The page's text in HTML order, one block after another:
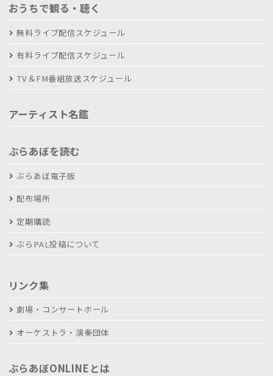
おうちで観る・聴く
無料ライブ配信スケジュール
有料ライブ配信スケジュール
TV＆FM番組放送スケジュール
アーティスト名鑑
ぶらあぼを読む
ぶらあぼ電子版
配布場所
定期購読
ぶらPAL投稿について
リンク集
劇場・コンサートホール
オーケストラ・演奏団体
ぶらあぼONLINEとは